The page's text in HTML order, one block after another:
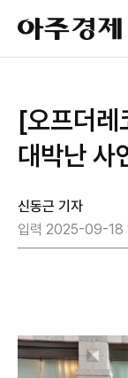
아
주
경
[오프더레
대박난 사
신동근 기자
입력 2025-09-18